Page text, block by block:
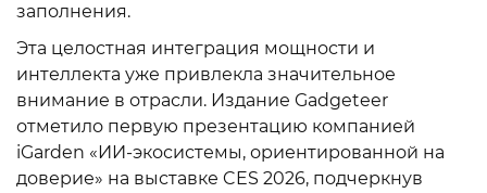
заполнения.
Эта целостная интеграция мощности и
интеллекта уже привлекла значительное
внимание в отрасли. Издание Gadgeteer
отметило первую презентацию компанией
iGarden «ИИ-экосистемы, ориентированной на
доверие» на выставке CES 2026, подчеркнув